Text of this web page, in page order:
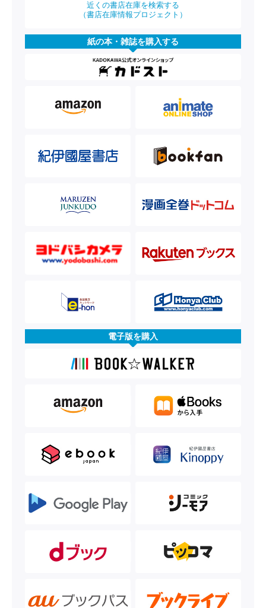
近くの書店在庫を検索する
（書店在庫情報プロジェクト）
紙の本・雑誌を購入する
電子版を購入